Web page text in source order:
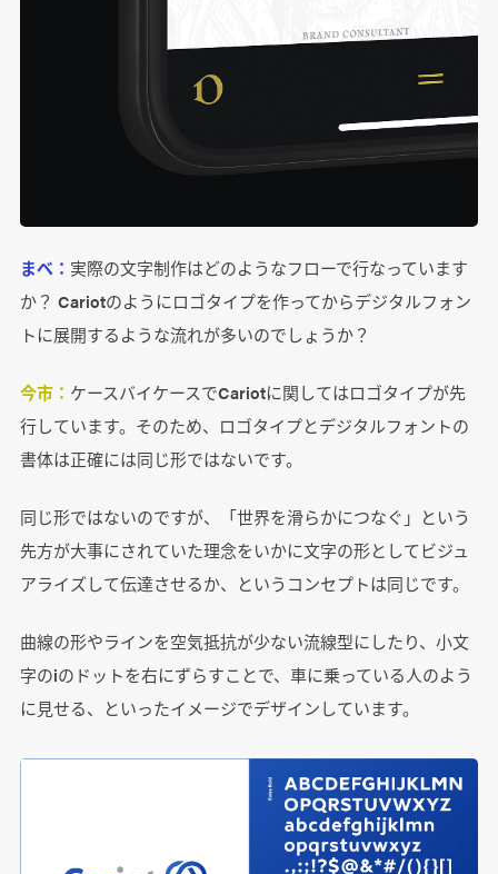
まべ： 実際の文字制作はどのようなフローで行なっています
か？ Cariotのようにロゴタイプを作ってからデジタルフォン
トに展開するような流れが多いのでしょうか？
今市： ケースバイケースでCariotに関してはロゴタイプが先
行しています。そのため、ロゴタイプとデジタルフォントの
書体は正確には同じ形ではないです。
同じ形ではないのですが、「世界を滑らかにつなぐ」という
先方が大事にされていた理念をいかに文字の形としてビジュ
アライズして伝達させるか、というコンセプトは同じです。
曲線の形やラインを空気抵抗が少ない流線型にしたり、小文
字のiのドットを右にずらすことで、車に乗っている人のよう
に見せる、といったイメージでデザインしています。